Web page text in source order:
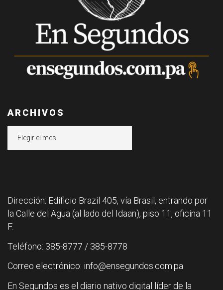
ARCHIVOS
Dirección: Edificio Brazil 405, vía Brasil, entrando por
la Calle del Agua (al lado del Idaan), piso 11, oficina 11
F.
Teléfono: 385-8777 / 385-8778
Correo electrónico: info@ensegundos.com.pa
En Segundos es el diario nativo digital líder de la